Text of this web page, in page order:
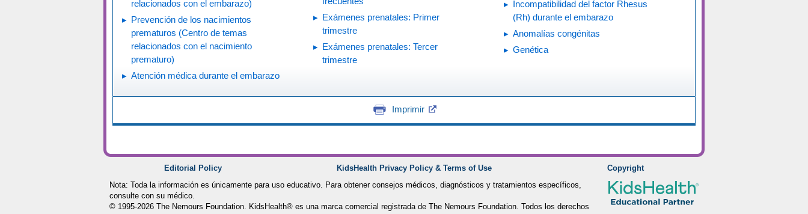
relacionados con el embarazo)
Prevención de los nacimientos
prematuros (Centro de temas
relacionados con el nacimiento
prematuro)
Atención médica durante el embarazo
Exámenes prenatales: Primer
trimestre
Exámenes prenatales: Tercer
trimestre
Incompatibilidad del factor Rhesus
(Rh) durante el embarazo
Anomalías congénitas
Genética
Imprimir
Editorial Policy KidsHealth Privacy Policy & Terms of Use
Copyright
Nota: Toda la información es únicamente para uso educativo. Para obtener consejos médicos, diagnósticos y tratamientos específicos,
consulte con su médico.
© 1995-2026 The Nemours Foundation. KidsHealth® es una marca comercial registrada de The Nemours Foundation. Todos los derechos